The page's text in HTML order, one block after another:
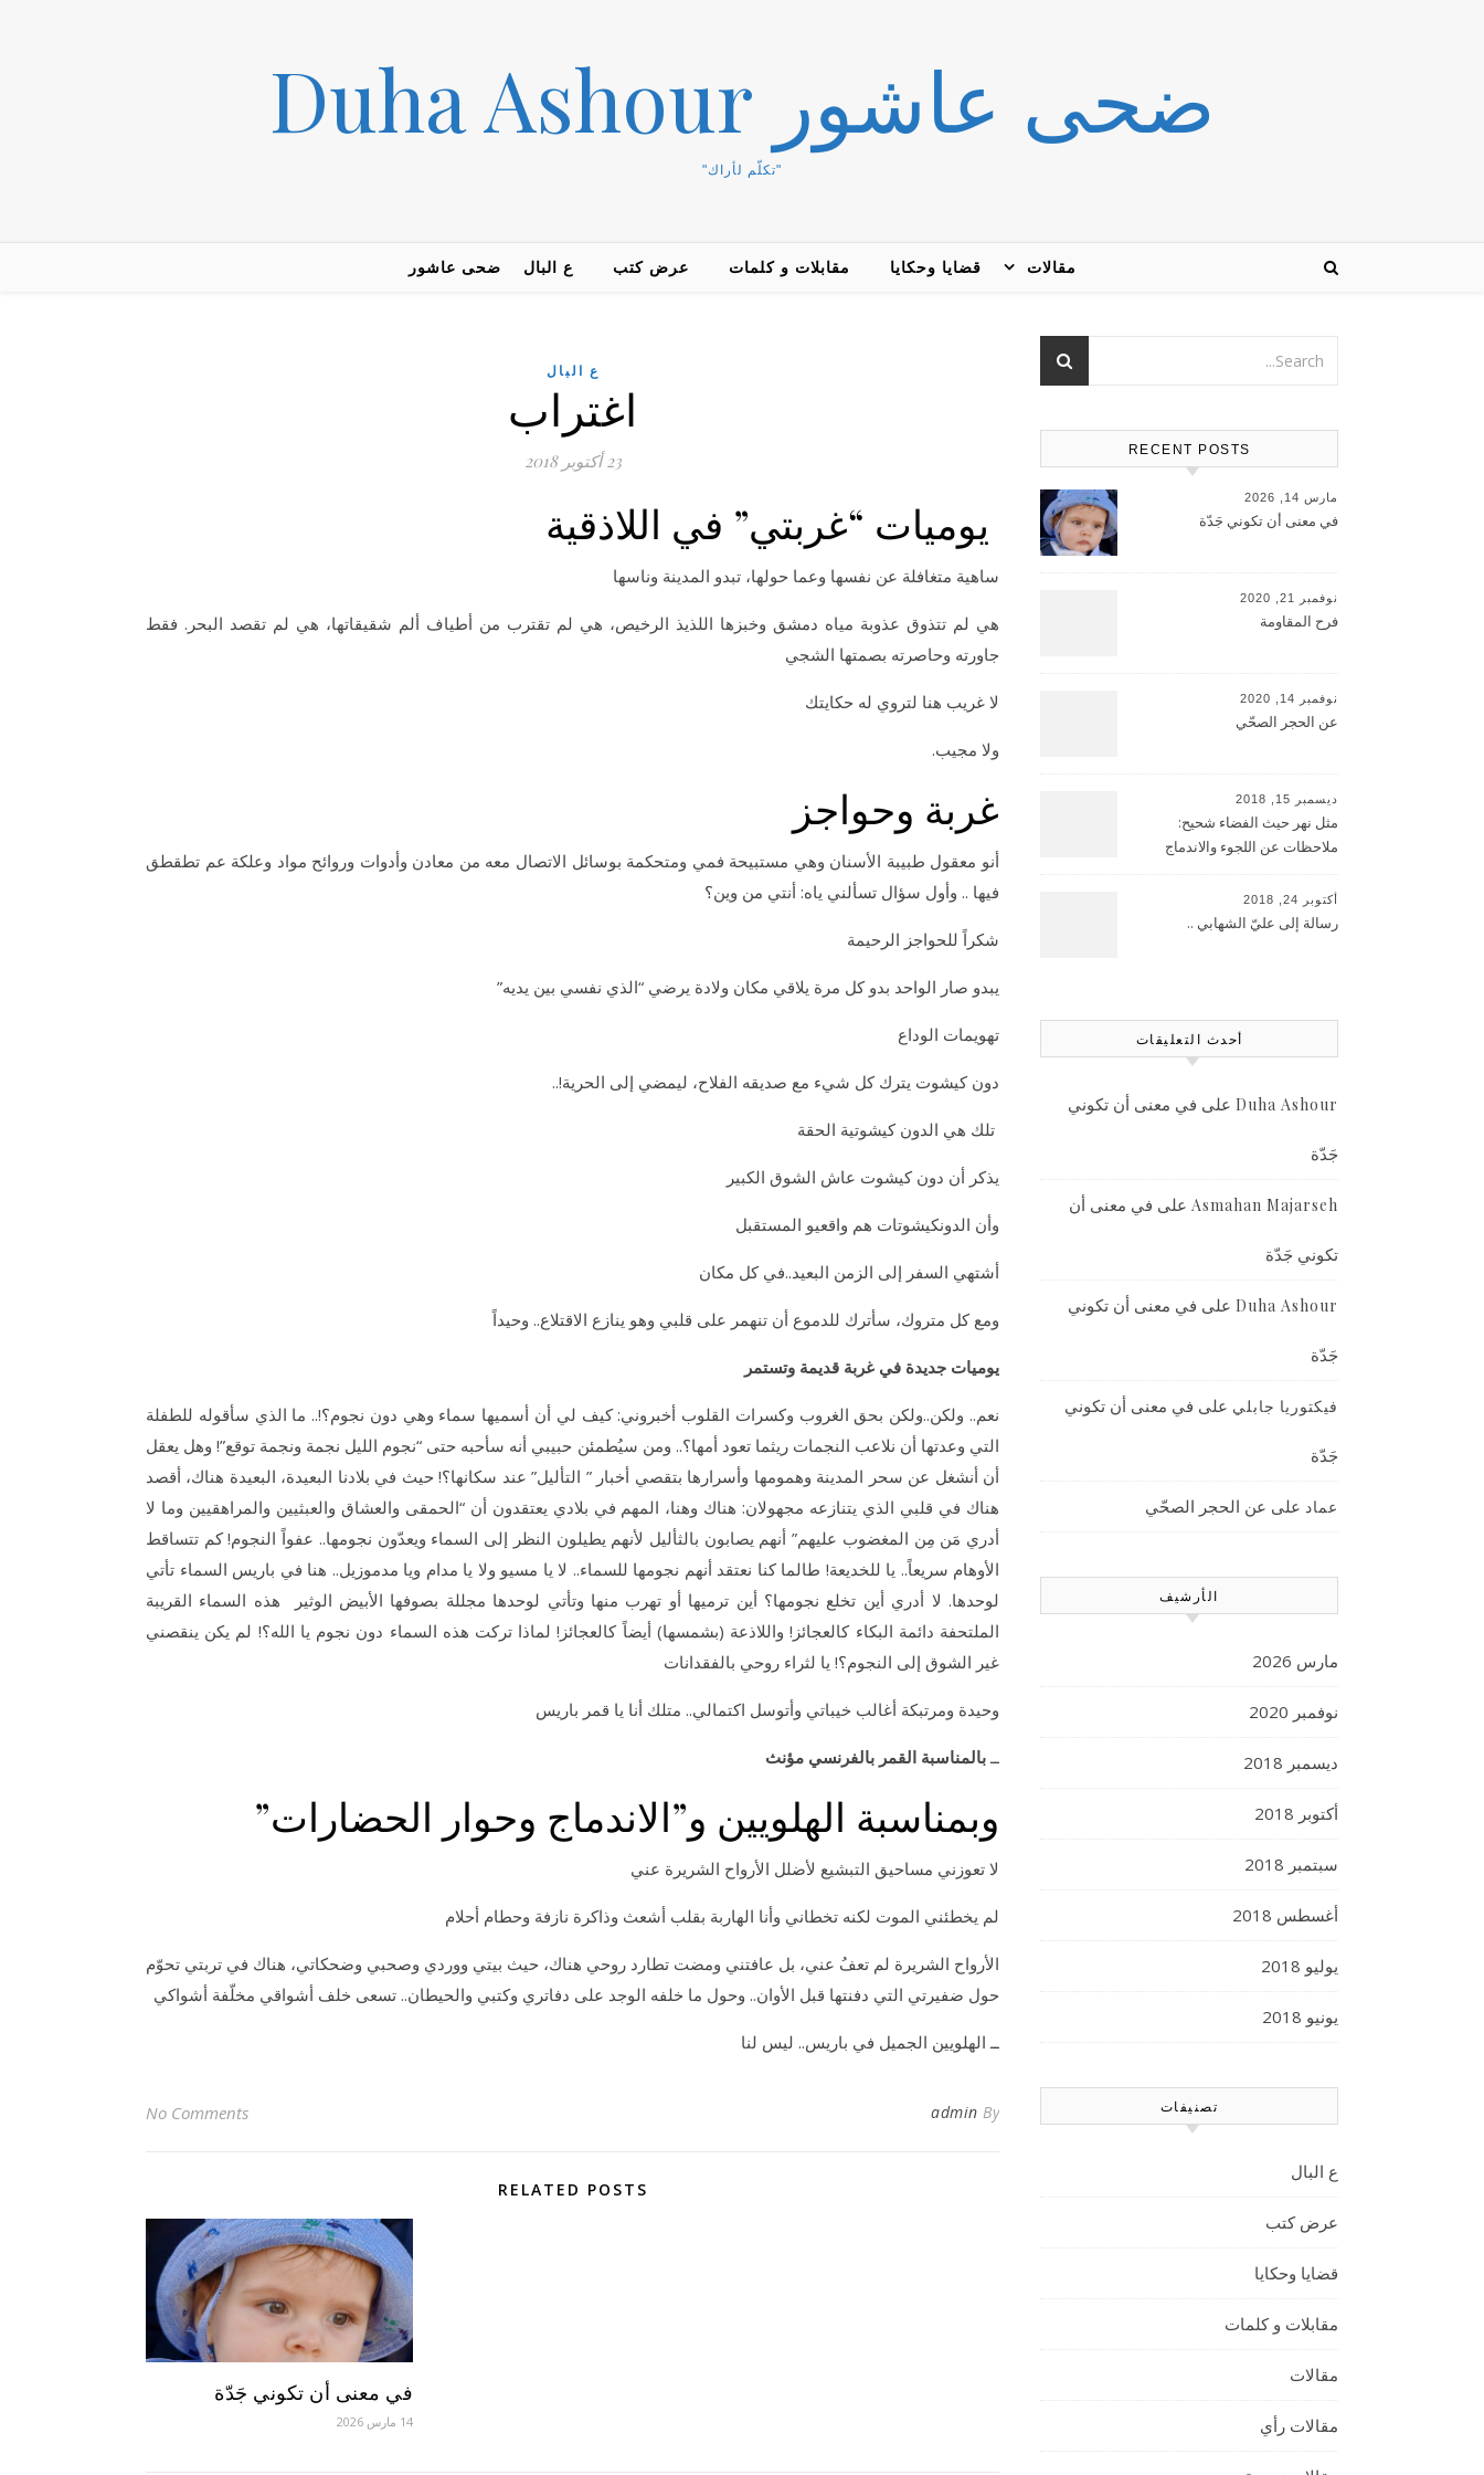
ضحى عاشور Duha Ashour
"تكلّم لأراك"
مقالات قضايا وحكايا مقابلات و كلمات عرض كتب ع البال ضحى عاشور
ع البال
اغتراب
23 أكتوبر 2018
يوميات “غربتي” في اللاذقية
ساهية متغافلة عن نفسها وعما حولها، تبدو المدينة وناسها
هي لم تتذوق عذوبة مياه دمشق وخبزها اللذيذ الرخيص، هي لم تقترب من أطياف ألم شقيقاتها، هي لم تقصد البحر. فقط
جاورته وحاصرته بصمتها الشجي
لا غريب هنا لتروي له حكايتك
ولا مجيب.
غربة وحواجز
أنو معقول طبيبة الأسنان وهي مستبيحة فمي ومتحكمة بوسائل الاتصال معه من معادن وأدوات وروائح مواد وعلكة عم تطقطق
فيها .. وأول سؤال تسألني ياه: أنتي من وين؟
شكراً للحواجز الرحيمة
يبدو صار الواحد بدو كل مرة يلاقي مكان ولادة يرضي “الذي نفسي بين يديه”
تهويمات الوداع
دون كيشوت يترك كل شيء مع صديقه الفلاح، ليمضي إلى الحرية!..
تلك هي الدون كيشوتية الحقة
يذكر أن دون كيشوت عاش الشوق الكبير
وأن الدونكيشوتات هم واقعيو المستقبل
أشتهي السفر إلى الزمن البعيد..في كل مكان
ومع كل متروك، سأترك للدموع أن تنهمر على قلبي وهو ينازع الاقتلاع.. وحيداً
يوميات جديدة في غربة قديمة وتستمر
نعم.. ولكن..ولكن بحق الغروب وكسرات القلوب أخبروني: كيف لي أن أسميها سماء وهي دون نجوم؟!.. ما الذي سأقوله للطفلة
التي وعدتها أن نلاعب النجمات ريثما تعود أمها؟.. ومن سيُطمئن حبيبي أنه سأحبه حتى “نجوم الليل نجمة ونجمة توقع”! وهل يعقل
أن أنشغل عن سحر المدينة وهمومها وأسرارها بتقصي أخبار ” التأليل” عند سكانها؟! حيث في بلادنا البعيدة، البعيدة هناك، أقصد
هناك في قلبي الذي يتنازعه مجهولان: هناك وهنا، المهم في بلادي يعتقدون أن “الحمقى والعشاق والعبثيين والمراهقيين وما لا
أدري مَن مِن المغضوب عليهم” أنهم يصابون بالثأليل لأنهم يطيلون النظر إلى السماء ويعدّون نجومها.. عفواً النجوم! كم تتساقط
الأوهام سريعاً.. يا للخديعة! طالما كنا نعتقد أنهم نجومها للسماء.. لا يا مسيو ولا يا مدام ويا مدموزيل.. هنا في باريس السماء تأتي
لوحدها. لا أدري أين تخلع نجومها؟ أين ترميها أو تهرب منها وتأتي لوحدها مجللة بصوفها الأبيض الوثير هذه السماء القريبة
الملتحفة دائمة البكاء كالعجائز! واللاذعة (بشمسها) أيضاً كالعجائز! لماذا تركت هذه السماء دون نجوم يا الله؟! لم يكن ينقصني
غير الشوق إلى النجوم؟! يا لثراء روحي بالفقدانات
وحيدة ومرتبكة أغالب خيباتي وأتوسل اكتمالي.. متلك أنا يا قمر باريس
ــبالمناسبة القمر بالفرنسي مؤنث
وبمناسبة الهلويين و”الاندماج وحوار الحضارات”
لا تعوزني مساحيق التبشيع لأضلل الأرواح الشريرة عني
لم يخطئني الموت لكنه تخطاني وأنا الهاربة بقلب أشعث وذاكرة نازفة وحطام أحلام
الأرواح الشريرة لم تعفُ عني، بل عافتني ومضت تطارد روحي هناك، حيث بيتي ووردي وصحبي وضحكاتي، هناك في تربتي تحوّم
حول ضفيرتي التي دفنتها قبل الأوان.. وحول ما خلفه الوجد على دفاتري وكتبي والحيطان.. تسعى خلف أشواقي مخلّفة أشواكي
ــ الهلويين الجميل في باريس.. ليس لنا
By
admin
No Comments
RELATED POSTS
في معنى أن تكوني جَدّة
14 مارس 2026
RECENT POSTS
مارس 14, 2026
في معنى أن تكوني جَدّة
نوفمبر 21, 2020
فرح المقاومة
نوفمبر 14, 2020
عن الحجر الصحّي
ديسمبر 15, 2018
مثل نهر حيث الفضاء شحيح:
ملاحظات عن اللجوء والاندماج
أكتوبر 24, 2018
رسالة إلى عليّ الشهابي ..
أحدث التعليقات
Duha Ashour على في معنى أن تكوني
جَدّة
Asmahan Majarseh على في معنى أن
تكوني جَدّة
Duha Ashour على في معنى أن تكوني
جَدّة
فيكتوريا جابلي على في معنى أن تكوني
جَدّة
عماد على عن الحجر الصحّي
الأرشيف
مارس 2026
نوفمبر 2020
ديسمبر 2018
أكتوبر 2018
سبتمبر 2018
أغسطس 2018
يوليو 2018
يونيو 2018
تصنيفات
ع البال
عرض كتب
قضايا وحكايا
مقابلات و كلمات
مقالات
مقالات رأي